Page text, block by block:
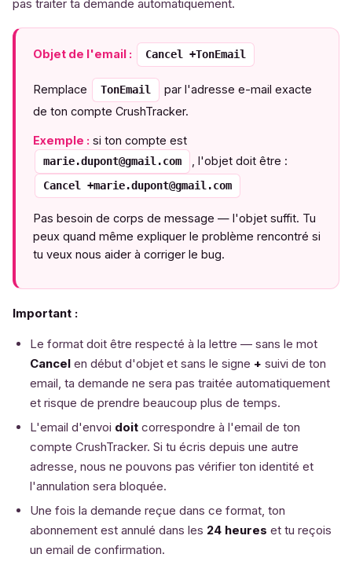
pas traiter ta demande automatiquement.
Objet de l'email : Cancel +TonEmail
Remplace TonEmail
par l'adresse e-mail exacte
de ton compte CrushTracker.
Exemple : si ton compte est
marie.dupont@gmail.com , l'objet doit être :
Cancel +marie.dupont@gmail.com
Pas besoin de corps de message — l'objet suffit. Tu
peux quand même expliquer le problème rencontré si
tu veux nous aider à corriger le bug.
Important :
Le format doit être respecté à la lettre — sans le mot
Cancel en début d'objet et sans le signe + suivi de ton
email, ta demande ne sera pas traitée automatiquement
et risque de prendre beaucoup plus de temps.
L'email d'envoi doit correspondre à l'email de ton
compte CrushTracker. Si tu écris depuis une autre
adresse, nous ne pouvons pas vérifier ton identité et
l'annulation sera bloquée.
Une fois la demande reçue dans ce format, ton
abonnement est annulé dans les 24 heures et tu reçois
un email de confirmation.